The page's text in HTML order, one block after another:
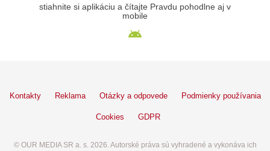
stiahnite si aplikáciu a čítajte Pravdu pohodlne aj v
mobile
Kontakty Reklama Otázky a odpovede Podmienky používania
Cookies GDPR
© OUR MEDIA SR a. s. 2026. Autorské práva sú vyhradené a vykonáva ich